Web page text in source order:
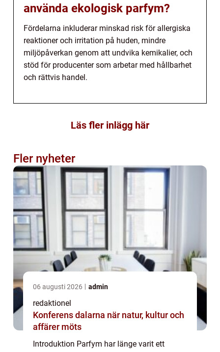
använda ekologisk parfym?
Fördelarna inkluderar minskad risk för allergiska
reaktioner och irritation på huden, mindre
miljöpåverkan genom att undvika kemikalier, och
stöd för producenter som arbetar med hållbarhet
och rättvis handel.
Läs fler inlägg här
Fler nyheter
06 augusti 2026 admin
redaktionel
Konferens dalarna när natur, kultur och
affärer möts
Introduktion Parfym har länge varit ett